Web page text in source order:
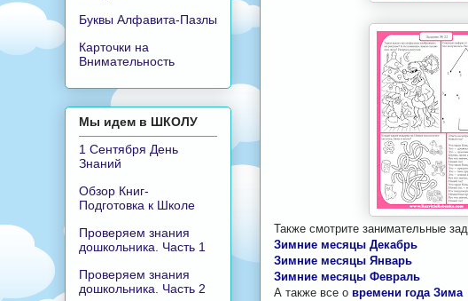
Также смотрите занимательные
Зимние месяцы Декабрь
Зимние месяцы Январь
Зимние месяцы Февраль
А также все о времени года Зима
Буквы Алфавита-Пазлы
Карточки на
Внимательность
Мы идем в ШКОЛУ
1 Сентября День
Знаний
Обзор Книг-
Подготовка к Школе
Проверяем знания
дошкольника. Часть 1
Проверяем знания
дошкольника. Часть 2